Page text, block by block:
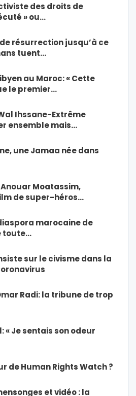
des droits de
» ou…
résurrection jusqu’à ce
tuent…
au Maroc: « Cette
le premier…
Ihssane-Extrême
ensemble mais…
une Jamaa née dans
Moatassim,
de super-héros…
marocaine de
toute…
sur le civisme dans la
Radi: la tribune de trop
« Je sentais son odeur
de Human Rights Watch ?
et vidéo : la